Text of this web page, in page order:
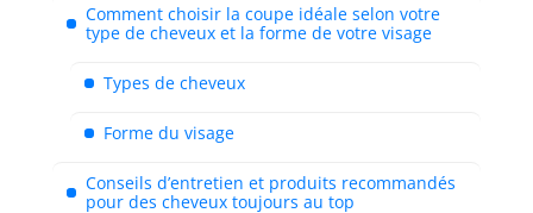
Comment choisir la coupe idéale selon votre
type de cheveux et la forme de votre visage
Types de cheveux
Forme du visage
Conseils d’entretien et produits recommandés
pour des cheveux toujours au top